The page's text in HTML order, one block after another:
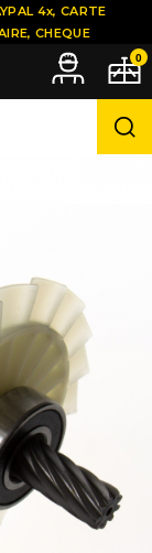
4x, CARTE
CHEQUE
0